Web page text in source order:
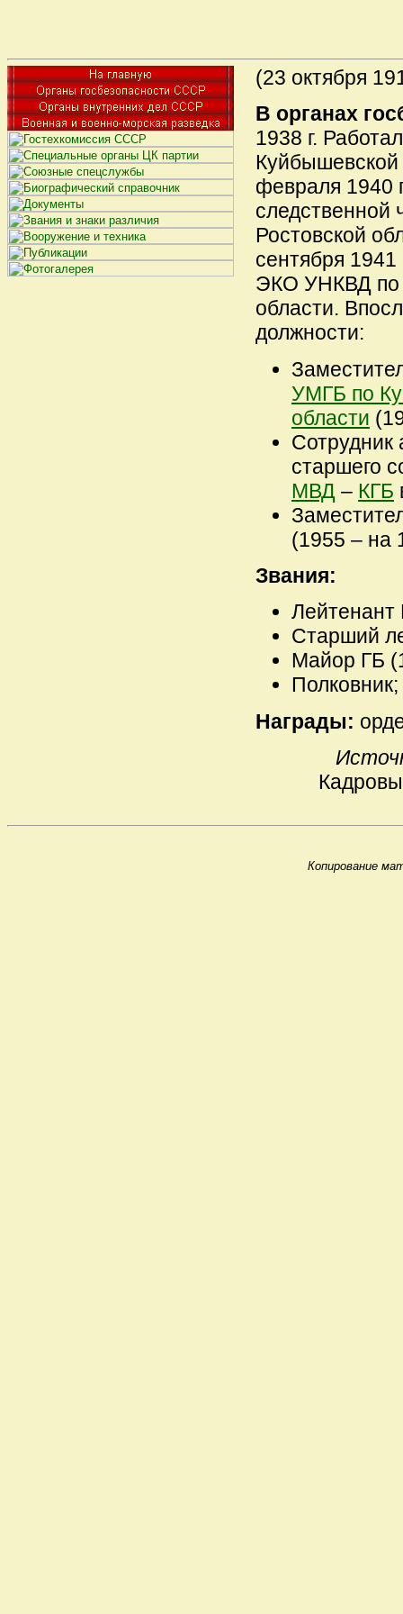
(23 октября
В органах
1938 г.
Куйбышевской
февраля 1940
следственной
Ростовской
сентября 1941
ЭКО УНКВД по
области.
должности:
УМГБ по
области
Сотрудник
старшего
МВД – КГБ
(1955 – на
Звания:
Лейтенант
Старший
Майор ГБ
Полковник;
Награды:
Копирование